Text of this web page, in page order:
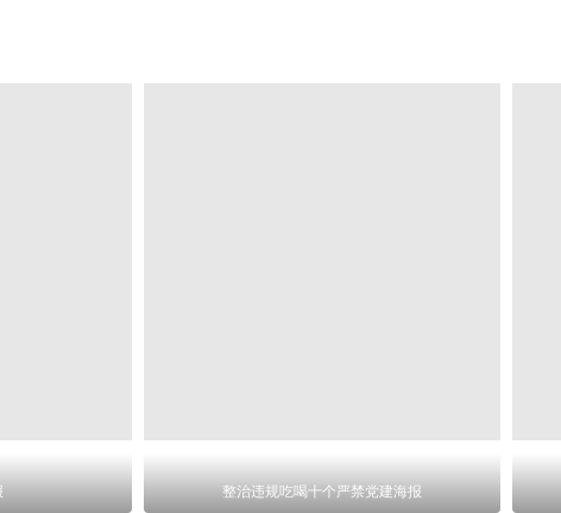
整治违规吃喝十个严禁党建海报